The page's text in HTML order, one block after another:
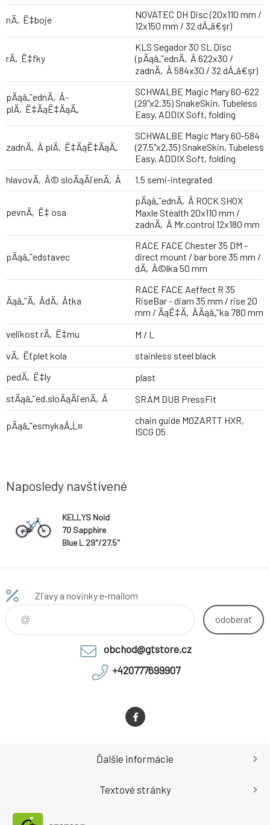
nÄ‚Ë‡boje
NOVATEC DH Disc (20x110 mm /
12x150 mm / 32 dĂ„â€şr)
rÄ‚Ë‡fky
KLS Segador 30 SL Disc
(pÄąâ„˘ednÄ‚Â­ 622x30 /
zadnÄ‚Â­ 584x30 / 32 dĂ„â€şr)
pÄąâ„˘ednÄ‚Â­
plÄ‚Ë‡ÄąË‡ÄąÄ„
SCHWALBE Magic Mary 60-622
(29"x2.35) SnakeSkin, Tubeless
Easy, ADDIX Soft, folding
zadnÄ‚Â­ plÄ‚Ë‡ÄąË‡ÄąÄ„
SCHWALBE Magic Mary 60-584
(27.5"x2.35) SnakeSkin, Tubeless
Easy, ADDIX Soft, folding
hlavovÄ‚Â© sloÄąÄľenÄ‚Â­
1.5 semi-integrated
pevnÄ‚Ë‡ osa
pÄąâ„˘ednÄ‚Â­ ROCK SHOX
Maxle Stealth 20x110 mm /
zadnÄ‚Â­ Mr.control 12x180 mm
pÄąâ„˘edstavec
RACE FACE Chester 35 DM -
direct mount / bar bore 35 mm /
dÄ‚Â©lka 50 mm
Äąâ„˘Ä‚Â­dÄ‚Â­tka
RACE FACE Aeffect R 35
RiseBar - diam 35 mm / rise 20
mm / ÄąË‡Ä‚Â­Äąâ„˘ka 780 mm
velikost rÄ‚Ë‡mu
M / L
vÄ‚Ëťplet kola
stainless steel black
pedÄ‚Ë‡ly
plast
stÄąâ„˘ed.sloÄąÄľenÄ‚Â­
SRAM DUB PressFit
pÄąâ„˘esmykaĂ„Ĺ¤
chain guide MOZARTT HXR,
ISCG 05
Naposledy navštívené
KELLYS Noid
70 Sapphire
Blue L 29"/27.5"
Zľavy a novinky e-mailom
odoberať
obchod@gtstore.cz
+420777699907
Ďalšie informácie
Textové stránky